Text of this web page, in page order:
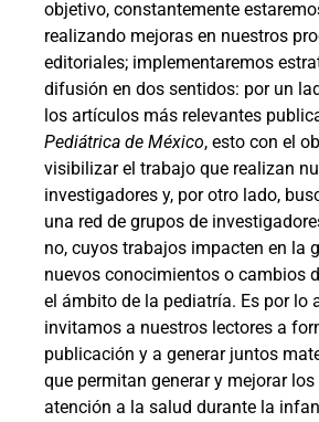
objetivo, constantemente
realizando mejoras en nuestros
editoriales; implementaremos
difusión en dos sentidos: por un
los artículos más relevantes
Pediátrica de México, esto con el
visibilizar el trabajo que realizan
investigadores y, por otro lado,
una red de grupos de
no, cuyos trabajos impacten en la
nuevos conocimientos o cambios
el ámbito de la pediatría. Es por lo
invitamos a nuestros lectores a
publicación y a generar juntos
que permitan generar y mejorar
atención a la salud durante la